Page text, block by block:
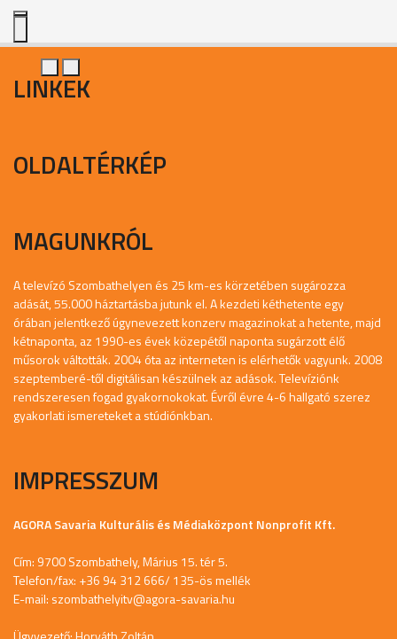
LINKEK
OLDALTÉRKÉP
MAGUNKRÓL
A televízó Szombathelyen és 25 km-es körzetében sugározza
adását, 55.000 háztartásba jutunk el. A kezdeti kéthetente egy
órában jelentkező úgynevezett konzerv magazinokat a hetente, majd
kétnaponta, az 1990-es évek közepétől naponta sugárzott élő
műsorok váltották. 2004 óta az interneten is elérhetők vagyunk. 2008
szeptemberé-től digitálisan készülnek az adások. Televíziónk
rendszeresen fogad gyakornokokat. Évről évre 4-6 hallgató szerez
gyakorlati ismereteket a stúdiónkban.
IMPRESSZUM
AGORA Savaria Kulturális és Médiaközpont Nonprofit Kft.
Cím: 9700 Szombathely, Márius 15. tér 5.
Telefon/fax: +36 94 312 666/ 135-ös mellék
E-mail: szombathelyitv@agora-savaria.hu